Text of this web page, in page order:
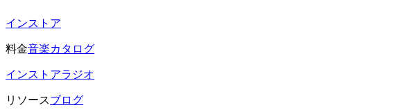
インストア
料金音楽カタログ
インストアラジオ
リソースブログ